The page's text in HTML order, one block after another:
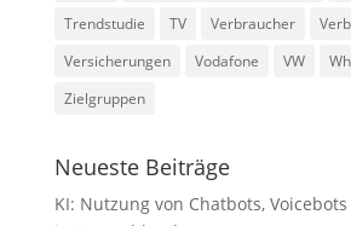
Trendstudie
TV Verbraucher
Versicherungen
Vodafone VW
Zielgruppen
Neueste Beiträge
KI: Nutzung von Chatbots,